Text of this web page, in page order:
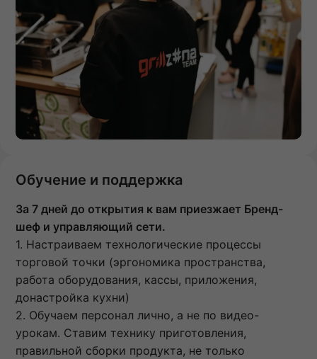
Обучение и поддержка
За 7 дней до открытия к вам приезжает Бренд-
шеф и управляющий сети.
1. Настраиваем технологические процессы
торговой точки (эргономика пространства,
работа оборудования, кассы, приложения,
донастройка кухни)
2. Обучаем персонал лично, а не по видео-
урокам. Ставим технику приготовления,
правильной сборки продукта, не только